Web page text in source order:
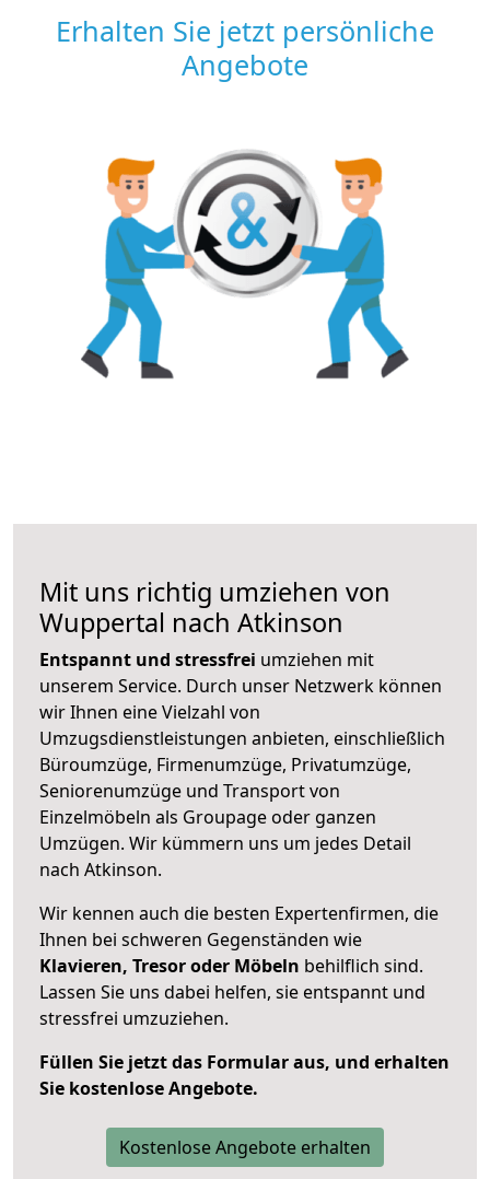
Erhalten Sie jetzt persönliche
Angebote
Mit uns richtig umziehen von
Wuppertal nach Atkinson
Entspannt und stressfrei umziehen mit
unserem Service. Durch unser Netzwerk können
wir Ihnen eine Vielzahl von
Umzugsdienstleistungen anbieten, einschließlich
Büroumzüge, Firmenumzüge, Privatumzüge,
Seniorenumzüge und Transport von
Einzelmöbeln als Groupage oder ganzen
Umzügen. Wir kümmern uns um jedes Detail
nach Atkinson.
Wir kennen auch die besten Expertenfirmen, die
Ihnen bei schweren Gegenständen wie
Klavieren, Tresor oder Möbeln behilflich sind.
Lassen Sie uns dabei helfen, sie entspannt und
stressfrei umzuziehen.
Füllen Sie jetzt das Formular aus, und erhalten
Sie kostenlose Angebote.
Kostenlose Angebote erhalten